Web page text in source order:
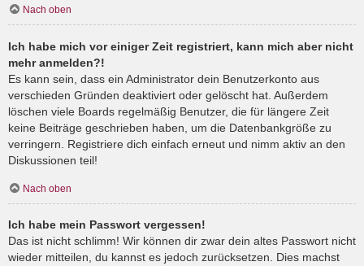
Nach oben
Ich habe mich vor einiger Zeit registriert, kann mich aber nicht
mehr anmelden?!
Es kann sein, dass ein Administrator dein Benutzerkonto aus
verschieden Gründen deaktiviert oder gelöscht hat. Außerdem
löschen viele Boards regelmäßig Benutzer, die für längere Zeit
keine Beiträge geschrieben haben, um die Datenbankgröße zu
verringern. Registriere dich einfach erneut und nimm aktiv an den
Diskussionen teil!
Nach oben
Ich habe mein Passwort vergessen!
Das ist nicht schlimm! Wir können dir zwar dein altes Passwort nicht
wieder mitteilen, du kannst es jedoch zurücksetzen. Dies machst